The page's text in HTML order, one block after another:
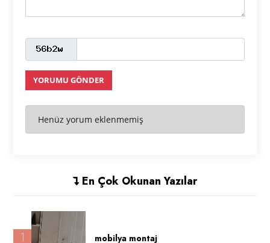
YORUMU GÖNDER
Henüz yorum eklenmemiş
En Çok Okunan Yazılar
1 mobilya montaj